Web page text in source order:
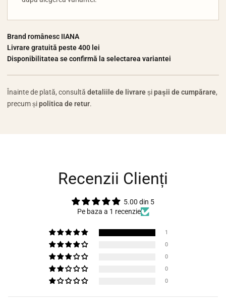
Brand românesc IIANA
Livrare gratuită peste 400 lei
Disponibilitatea se confirmă la selectarea variantei
Înainte de plată, consultă detaliile de livrare șipașii de cumpărare,
precum șipolitica de retur.
Recenzii Clienți
5.00 din 5
Pe baza a 1 recenzie
1
0
0
0
0